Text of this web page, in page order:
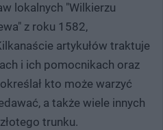
lokalnych "Wilkierzu
z roku 1582,
artykułów traktuje
i ich pomocnikach oraz
kto może warzyć
a także wiele innych
trunku.